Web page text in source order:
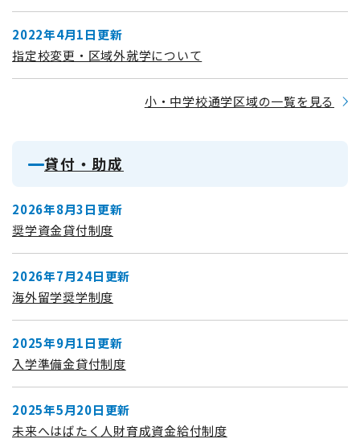
2022年4月1日更新
指定校変更・区域外就学について
小・中学校通学区域の一覧を見る
貸付・助成
2026年8月3日更新
奨学資金貸付制度
2026年7月24日更新
海外留学奨学制度
2025年9月1日更新
入学準備金貸付制度
2025年5月20日更新
未来へはばたく人財育成資金給付制度